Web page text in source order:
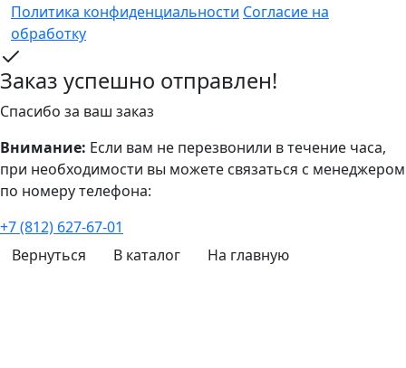
Политика конфиденциальности Согласие на
обработку
Заказ успешно отправлен!
Спасибо за ваш заказ
Внимание: Если вам не перезвонили в течение часа,
при необходимости вы можете связаться с менеджером
по номеру телефона:
+7 (812) 627-67-01
Вернуться
В каталог На главную